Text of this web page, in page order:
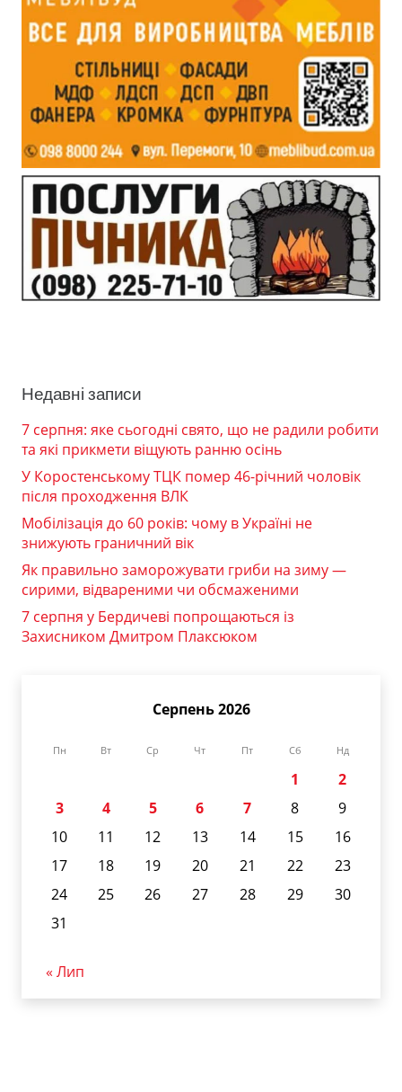
Недавні записи
7 серпня: яке сьогодні свято, що не радили робити
та які прикмети віщують ранню осінь
У Коростенському ТЦК помер 46-річний чоловік
після проходження ВЛК
Мобілізація до 60 років: чому в Україні не
знижують граничний вік
Як правильно заморожувати гриби на зиму —
сирими, відвареними чи обсмаженими
7 серпня у Бердичеві попрощаються із
Захисником Дмитром Плаксюком
Серпень 2026
Пн Вт Ср Чт Пт Сб Нд
1
2
3
4 5 6 7 8
9
10
11 12 13 14 15
16
17
18 19 20 21 22
23
24
25 26 27 28 29
30
31
« Лип